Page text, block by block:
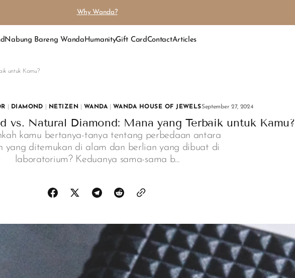
Why Wanda?
Nabung Bareng WandaHumanityGift CardContactArticles
untuk Kamu?
DIAMOND NETIZEN WANDA WANDA HOUSE OF JEWELSSeptember 27, 2024
vs. Natural Diamond: Mana yang Terbaik untuk Kamu?
kamu bertanya-tanya tentang perbedaan antara
yang ditemukan di alam dan berlian yang dibuat di
laboratorium? Keduanya sama-sama b...